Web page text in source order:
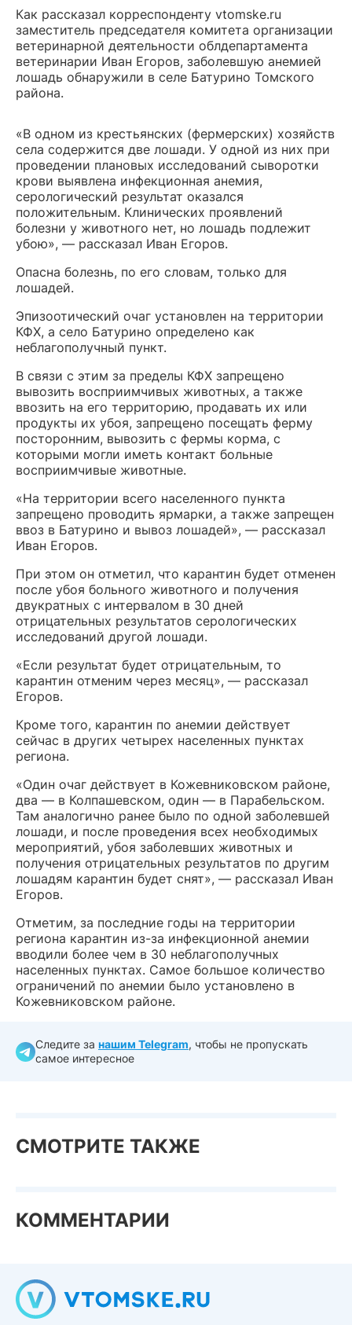
Как рассказал корреспонденту vtomske.ru
заместитель председателя комитета организации
ветеринарной деятельности облдепартамента
ветеринарии Иван Егоров, заболевшую анемией
лошадь обнаружили в селе Батурино Томского
района.
«В одном из крестьянских (фермерских) хозяйств
села содержится две лошади. У одной из них при
проведении плановых исследований сыворотки
крови выявлена инфекционная анемия,
серологический результат оказался
положительным. Клинических проявлений
болезни у животного нет, но лошадь подлежит
убою», — рассказал Иван Егоров.
Опасна болезнь, по его словам, только для
лошадей.
Эпизоотический очаг установлен на территории
КФХ, а село Батурино определено как
неблагополучный пункт.
В связи с этим за пределы КФХ запрещено
вывозить восприимчивых животных, а также
ввозить на его территорию, продавать их или
продукты их убоя, запрещено посещать ферму
посторонним, вывозить с фермы корма, с
которыми могли иметь контакт больные
восприимчивые животные.
«На территории всего населенного пункта
запрещено проводить ярмарки, а также запрещен
ввоз в Батурино и вывоз лошадей», — рассказал
Иван Егоров.
При этом он отметил, что карантин будет отменен
после убоя больного животного и получения
двукратных с интервалом в 30 дней
отрицательных результатов серологических
исследований другой лошади.
«Если результат будет отрицательным, то
карантин отменим через месяц», — рассказал
Егоров.
Кроме того, карантин по анемии действует
сейчас в других четырех населенных пунктах
региона.
«Один очаг действует в Кожевниковском районе,
два — в Колпашевском, один — в Парабельском.
Там аналогично ранее было по одной заболевшей
лошади, и после проведения всех необходимых
мероприятий, убоя заболевших животных и
получения отрицательных результатов по другим
лошадям карантин будет снят», — рассказал Иван
Егоров.
Отметим, за последние годы на территории
региона карантин из-за инфекционной анемии
вводили более чем в 30 неблагополучных
населенных пунктах. Самое большое количество
ограничений по анемии было установлено в
Кожевниковском районе.
Следите за нашим Telegram, чтобы не пропускать
самое интересное
СМОТРИТЕ ТАКЖЕ
КОММЕНТАРИИ